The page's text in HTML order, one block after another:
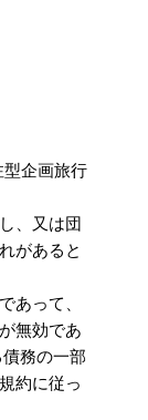
企画旅行
、又は団
があると
あって、
無効であ
務の一部
約に従っ